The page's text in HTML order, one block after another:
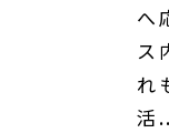
へ
ス
れ
活